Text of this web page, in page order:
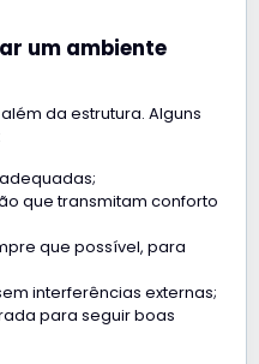
um ambiente
da estrutura. Alguns
que transmitam conforto
que possível, para
interferências externas;
para seguir boas